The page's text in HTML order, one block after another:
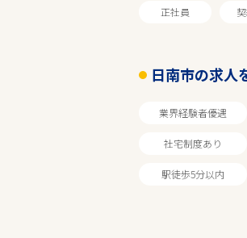
正社員
日南市の求人
業界経験者優遇
社宅制度あり
駅徒歩5分以内